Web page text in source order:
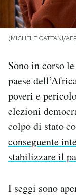
I MIEI
SHOP
CALENDARIO
AREA
Area
Newsletter
Regala il Post
(MICHELE CATTANI/
Sono in corso
paese
poveri e
elezioni
colpo di stato
conseguente
stabilizzare il
I seggi sono